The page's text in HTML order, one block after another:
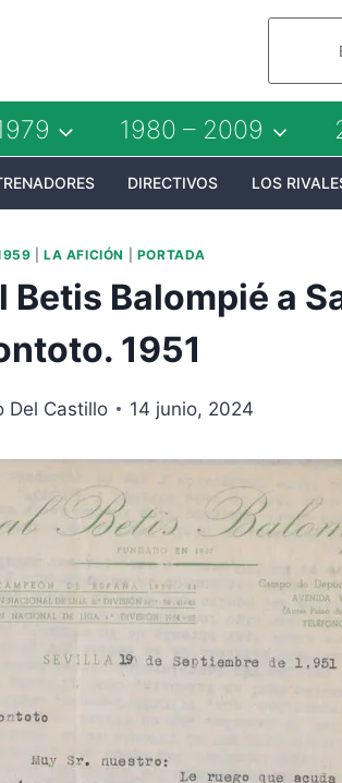
1980 – 2009
DIRECTIVOS LOS
|LA AFICIÓN PORTADA
Betis Balompié a
1951
Del Castillo 14 junio, 2024